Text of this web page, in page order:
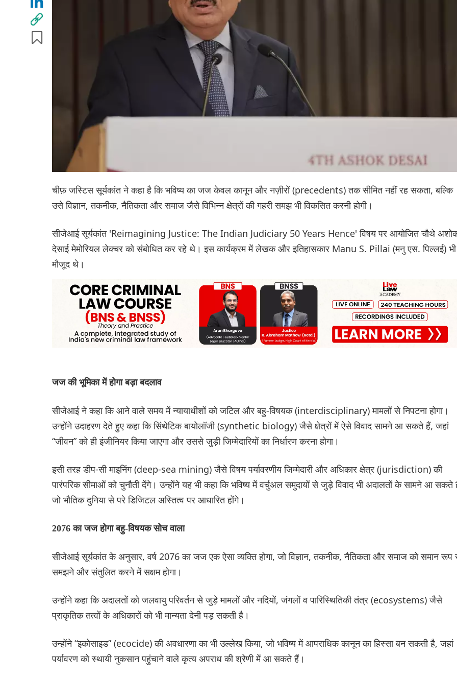
चीफ़ जस्टिस सूर्यकांत ने कहा है कि भविष्य का जज केवल कानून और नज़ीरों (precedents) तक सीमित नहीं रह सकता, बल्कि
उसे विज्ञान, तकनीक, नैतिकता और समाज जैसे विभिन्न क्षेत्रों की गहरी समझ भी विकसित करनी होगी।
सीजेआई सूर्यकांत 'Reimagining Justice: The Indian Judiciary 50 Years Hence' विषय पर आयोजित चौथे
देसाई मेमोरियल लेक्चर को संबोधित कर रहे थे। इस कार्यक्रम में लेखक और इतिहासकार Manu S. Pillai (मनु एस. पिल्लई) भी
मौजूद थे।
जज की भूमिका में होगा बड़ा बदलाव
सीजेआई ने कहा कि आने वाले समय में न्यायाधीशों को जटिल और बहु-विषयक (interdisciplinary) मामलों से निपटना होगा।
उन्होंने उदाहरण देते हुए कहा कि सिंथेटिक बायोलॉजी (synthetic biology) जैसे क्षेत्रों में ऐसे विवाद सामने आ सकते हैं, जहां
“जीवन” को ही इंजीनियर किया जाएगा और उससे जुड़ी जिम्मेदारियों का निर्धारण करना होगा।
इसी तरह डीप-सी माइनिंग (deep-sea mining) जैसे विषय पर्यावरणीय जिम्मेदारी और अधिकार क्षेत्र (jurisdiction) की
पारंपरिक सीमाओं को चुनौती देंगे। उन्होंने यह भी कहा कि भविष्य में वर्चुअल समुदायों से जुड़े विवाद भी अदालतों के सामने आ सकते
जो भौतिक दुनिया से परे डिजिटल अस्तित्व पर आधारित होंगे।
2076 का जज होगा बहु-विषयक सोच वाला
सीजेआई सूर्यकांत के अनुसार, वर्ष 2076 का जज एक ऐसा व्यक्ति होगा, जो विज्ञान, तकनीक, नैतिकता और समाज को समान रूप
समझने और संतुलित करने में सक्षम होगा।
उन्होंने कहा कि अदालतों को जलवायु परिवर्तन से जुड़े मामलों और नदियों, जंगलों व पारिस्थितिकी तंत्र (ecosystems) जैसे
प्राकृतिक तत्वों के अधिकारों को भी मान्यता देनी पड़ सकती है।
उन्होंने “इकोसाइड” (ecocide) की अवधारणा का भी उल्लेख किया, जो भविष्य में आपराधिक कानून का हिस्सा बन सकती है, जहां
पर्यावरण को स्थायी नुकसान पहुंचाने वाले कृत्य अपराध की श्रेणी में आ सकते हैं।